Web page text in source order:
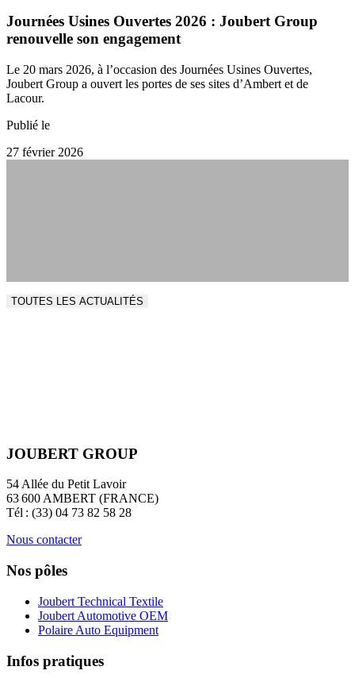
Journées Usines Ouvertes 2026 : Joubert Group
renouvelle son engagement
Le 20 mars 2026, à l’occasion des Journées Usines Ouvertes,
Joubert Group a ouvert les portes de ses sites d’Ambert et de
Lacour.
Publié le
27 février 2026
TOUTES LES ACTUALITÉS
JOUBERT GROUP
54 Allée du Petit Lavoir
63 600 AMBERT (FRANCE)
Tél : (33) 04 73 82 58 28
Nous contacter
Nos pôles
Joubert Technical Textile
Joubert Automotive OEM
Polaire Auto Equipment
Infos pratiques